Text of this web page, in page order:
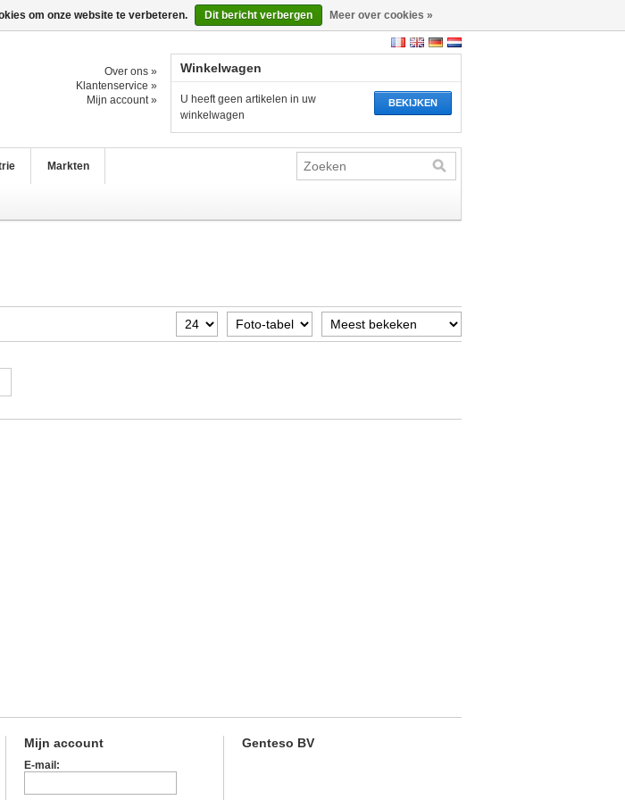
Over ons »
Klantenservice »
Mijn account »
Winkelwagen
BEKIJKEN
U heeft geen artikelen in uw
winkelwagen
Markten
Mijn account
E-mail:
Genteso BV
om onze website te verbeteren. Dit bericht verbergen Meer over cookies »